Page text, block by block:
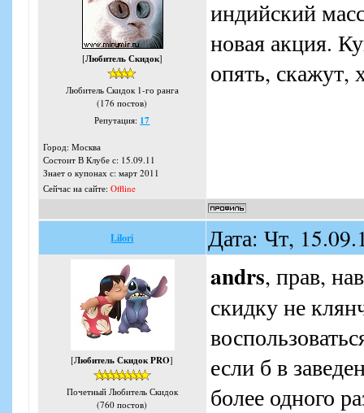
[Любитель Скидок]
Любитель Скидок 1-го ранга
(176 постов)
Репутация: 17
Город: Москва
Состоит В Клубе с: 15.09.11
Знает о купонах с: март 2011
Сейчас на сайте: Offline
индийский
новая акция.
опять,
Lilori Дата: Чт,
[Любитель Скидок PRO]
Почетный Любитель Скидок
(760 постов)
andrs, прав,
скидку не
если б в
более одного